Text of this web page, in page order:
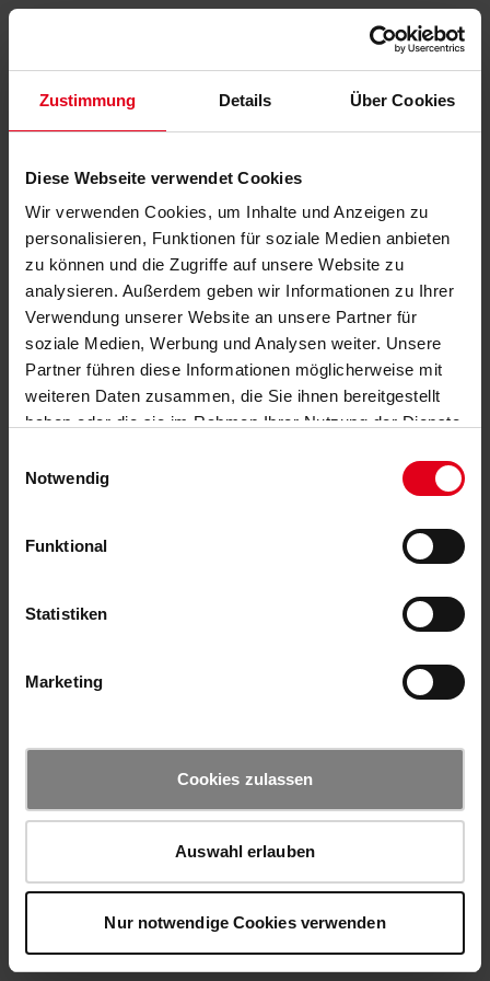
Zustimmung Details Über Cookies
Diese Webseite verwendet Cookies
Wir verwenden Cookies, um Inhalte und Anzeigen zu
personalisieren, Funktionen für soziale Medien anbieten
zu können und die Zugriffe auf unsere Website zu
analysieren. Außerdem geben wir Informationen zu Ihrer
Verwendung unserer Website an unsere Partner für
soziale Medien, Werbung und Analysen weiter. Unsere
Partner führen diese Informationen möglicherweise mit
weiteren Daten zusammen, die Sie ihnen bereitgestellt
haben oder die sie im Rahmen Ihrer Nutzung der Dienste
Notwendig
Funktional
Statistiken
Marketing
Cookies zulassen
Auswahl erlauben
Nur notwendige Cookies verwenden